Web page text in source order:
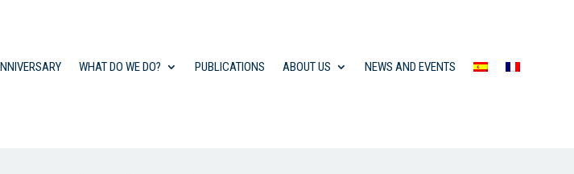
WHAT DO WE DO? PUBLICATIONS ABOUT US NEWS AND EVENTS